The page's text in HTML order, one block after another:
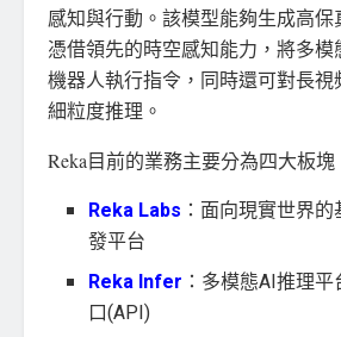
感知與行動。該模型能夠生成高保
憑借領先的時空感知能力，將多
機器人執行指令，同時還可對長
細粒度推理。
Reka目前的業務主要分為四大板塊
Reka Labs ：面向現實世界
發平台
Reka Infer ：多模態AI推理
口(API)